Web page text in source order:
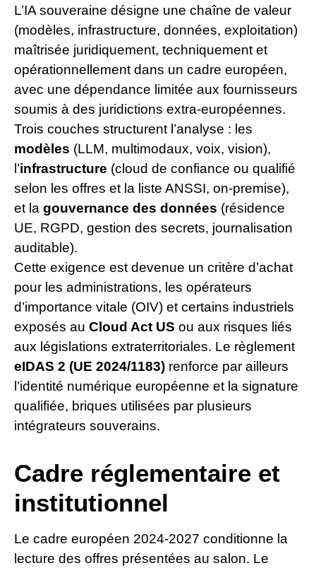
L’IA souveraine désigne une chaîne de valeur
(modèles, infrastructure, données, exploitation)
maîtrisée juridiquement, techniquement et
opérationnellement dans un cadre européen,
avec une dépendance limitée aux fournisseurs
soumis à des juridictions extra-européennes.
Trois couches structurent l’analyse : les
modèles (LLM, multimodaux, voix, vision),
l’infrastructure (cloud de confiance ou qualifié
selon les offres et la liste ANSSI, on-premise),
et la gouvernance des données (résidence
UE, RGPD, gestion des secrets, journalisation
auditable).
Cette exigence est devenue un critère d’achat
pour les administrations, les opérateurs
d’importance vitale (OIV) et certains industriels
exposés au Cloud Act US ou aux risques liés
aux législations extraterritoriales. Le règlement
eIDAS 2 (UE 2024/1183) renforce par ailleurs
l’identité numérique européenne et la signature
qualifiée, briques utilisées par plusieurs
intégrateurs souverains.
Cadre réglementaire et
institutionnel
Le cadre européen 2024-2027 conditionne la
lecture des offres présentées au salon. Le